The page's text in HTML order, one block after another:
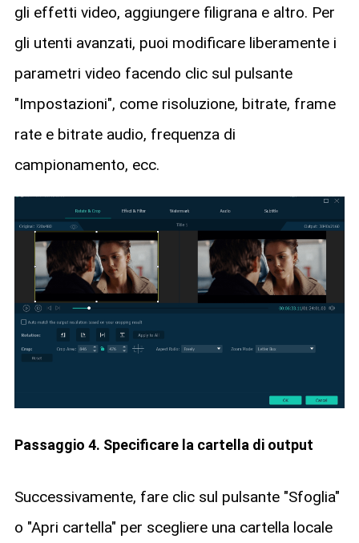
gli effetti video, aggiungere filigrana e altro. Per
gli utenti avanzati, puoi modificare liberamente i
parametri video facendo clic sul pulsante
"Impostazioni", come risoluzione, bitrate, frame
rate e bitrate audio, frequenza di
campionamento, ecc.
Passaggio 4. Specificare la cartella di output
Successivamente, fare clic sul pulsante "Sfoglia"
o "Apri cartella" per scegliere una cartella locale